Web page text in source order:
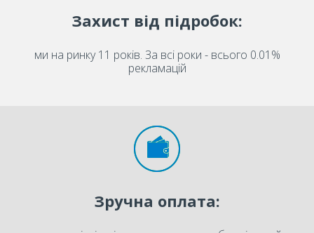
Захист від підробок:
ми на ринку 11 років. За всі роки - всього 0.01%
рекламацій
Зручна оплата: